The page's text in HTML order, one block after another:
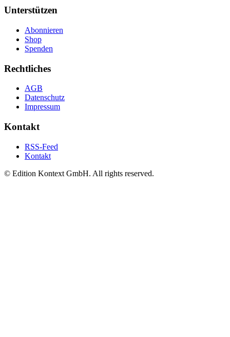
Unterstützen
Abonnieren
Shop
Spenden
Rechtliches
AGB
Datenschutz
Impressum
Kontakt
RSS-Feed
Kontakt
© Edition Kontext GmbH. All rights reserved.